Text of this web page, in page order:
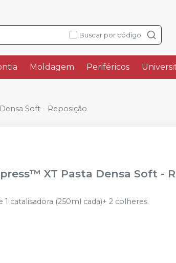
Buscar por código
Moldagem Periféricos
Soft - Reposição
XT Pasta Densa Soft -
catalisadora (250ml cada)+ 2 colheres.